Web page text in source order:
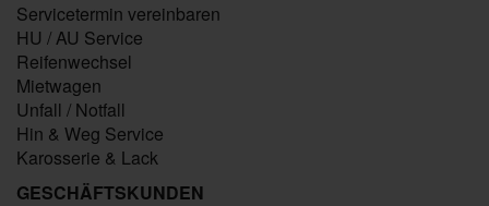
Servicetermin vereinbaren
HU / AU Service
Reifenwechsel
Mietwagen
Unfall / Notfall
Hin & Weg Service
Karosserie & Lack
GESCHÄFTSKUNDEN